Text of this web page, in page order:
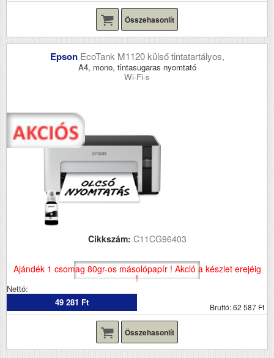
Összehasonlít
Epson EcoTank M1120 külső tintatartályos,
A4, mono, tintasugaras nyomtató
Wi-Fi-s
Cikkszám: C11CG96403
Ajándék 1 csomag 80gr-os másolópapír ! Akció a készlet erejéig
!
Nettó:
49 281 Ft
Bruttó: 62 587 Ft
Összehasonlít